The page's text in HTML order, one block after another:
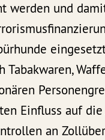
werden und
Einfluss auf
an